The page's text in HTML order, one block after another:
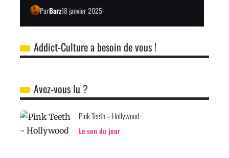
ParBarz18 janvier 2025
Addict-Culture a besoin de vous !
Avez-vous lu ?
Pink Teeth – Hollywood
Le son du jour